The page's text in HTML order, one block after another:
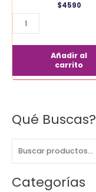
Qué Buscas?
B
c
a
Categorías
$4590
Añadir al
carrito